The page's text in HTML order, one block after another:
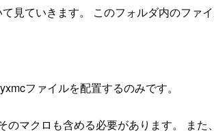
ていきます。 このフォルダ内のファ
ファイルを配置するのみです。
マクロも含める必要があります。 ま